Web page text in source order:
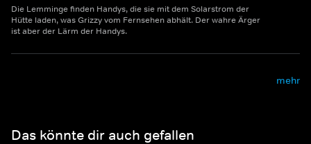
Die Lemminge finden Handys, die sie mit dem Solarstrom der
Hütte laden, was Grizzy vom Fernsehen abhält. Der wahre Ärger
ist aber der Lärm der Handys.
mehr
Das könnte dir auch gefallen